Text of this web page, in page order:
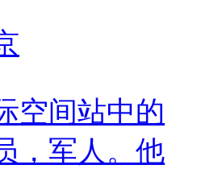
空间站中的
，军人。他